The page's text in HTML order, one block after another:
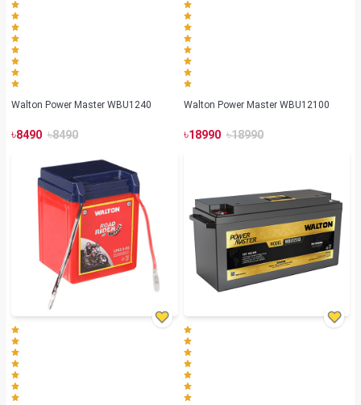
Walton Power Master WBU1240
৳8490 ৳8490
Walton Power Master WBU12100
৳18990 ৳18990